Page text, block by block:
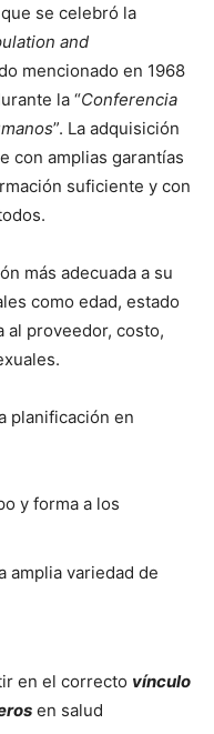
se celebró la
and
mencionado en 1968
la “Conferencia
”. La adquisición
con amplias garantías
suficiente y con
más adecuada a su
como edad, estado
al proveedor, costo,
planificación en
y forma a los
amplia variedad de
en el correcto vínculo
en salud